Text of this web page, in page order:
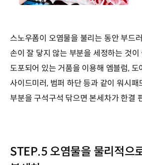
스노우폼이 오염물을 불리는 동안 부드
손이 잘 닿지 않는 부분을 세정하는 것이
도포되어 있는 거품을 이용해 엠블럼, 도
사이드미러, 범퍼 하단 등과 같이 워시패
부분을 구석구석 닦으면 본세차가 한결
STEP.5 오염물을 물리적으